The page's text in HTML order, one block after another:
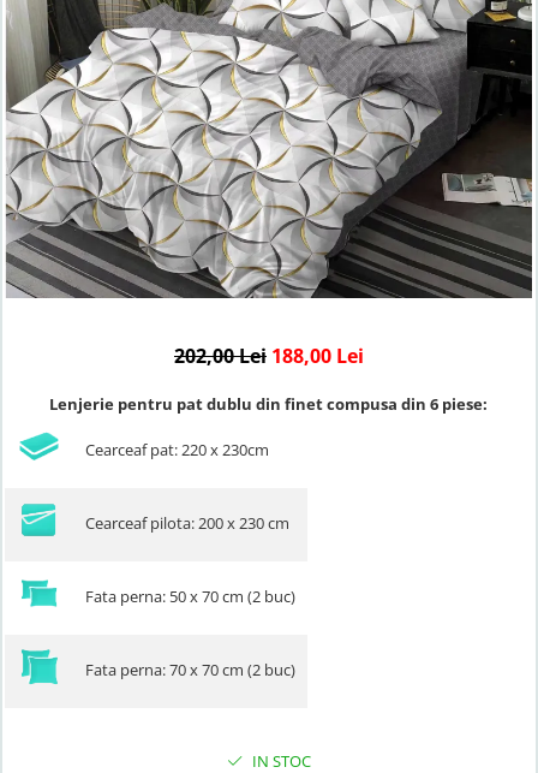
Lenjerii de pat Bumbac 100%
Lenjerii de pat Cocolino
Lenjerii de pat Finet + 2 Draperii
Lenjerii de pat Saten 4 piese cu
elastic
202,00 Lei 188,00 Lei
Lenjerie pentru pat dublu din finet compusa din 6 piese:
Cearceaf pat: 220 x 230cm
Cearceaf pilota: 200 x 230 cm
Fata perna: 50 x 70 cm (2 buc)
Fata perna: 70 x 70 cm (2 buc)
IN STOC